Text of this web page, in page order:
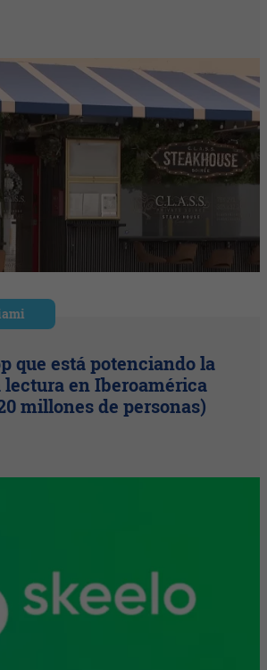
que está potenciando la
en Iberoamérica
millones de personas)